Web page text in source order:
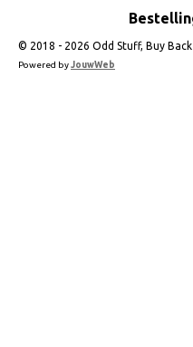
© 2018 - 2026 Odd Stuff, Buy
Powered byJouwWeb